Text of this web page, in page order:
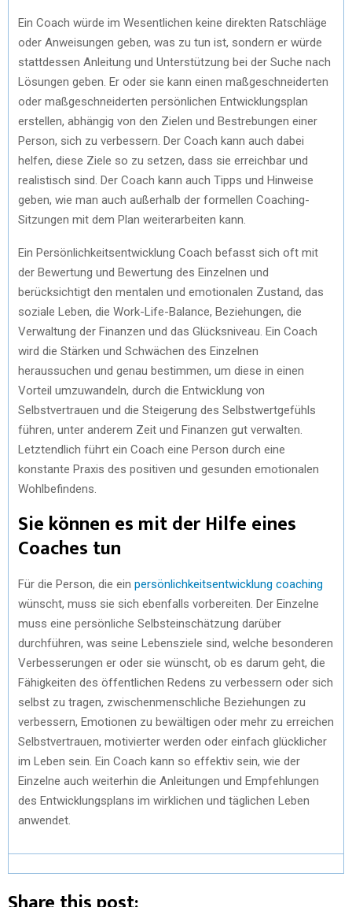
Ein Coach würde im Wesentlichen keine direkten Ratschläge
oder Anweisungen geben, was zu tun ist, sondern er würde
stattdessen Anleitung und Unterstützung bei der Suche nach
Lösungen geben. Er oder sie kann einen maßgeschneiderten
oder maßgeschneiderten persönlichen Entwicklungsplan
erstellen, abhängig von den Zielen und Bestrebungen einer
Person, sich zu verbessern. Der Coach kann auch dabei
helfen, diese Ziele so zu setzen, dass sie erreichbar und
realistisch sind. Der Coach kann auch Tipps und Hinweise
geben, wie man auch außerhalb der formellen Coaching-
Sitzungen mit dem Plan weiterarbeiten kann.
Ein Persönlichkeitsentwicklung Coach befasst sich oft mit
der Bewertung und Bewertung des Einzelnen und
berücksichtigt den mentalen und emotionalen Zustand, das
soziale Leben, die Work-Life-Balance, Beziehungen, die
Verwaltung der Finanzen und das Glücksniveau. Ein Coach
wird die Stärken und Schwächen des Einzelnen
heraussuchen und genau bestimmen, um diese in einen
Vorteil umzuwandeln, durch die Entwicklung von
Selbstvertrauen und die Steigerung des Selbstwertgefühls
führen, unter anderem Zeit und Finanzen gut verwalten.
Letztendlich führt ein Coach eine Person durch eine
konstante Praxis des positiven und gesunden emotionalen
Wohlbefindens.
Sie können es mit der Hilfe eines
Coaches tun
Für die Person, die ein persönlichkeitsentwicklung coaching
wünscht, muss sie sich ebenfalls vorbereiten. Der Einzelne
muss eine persönliche Selbsteinschätzung darüber
durchführen, was seine Lebensziele sind, welche besonderen
Verbesserungen er oder sie wünscht, ob es darum geht, die
Fähigkeiten des öffentlichen Redens zu verbessern oder sich
selbst zu tragen, zwischenmenschliche Beziehungen zu
verbessern, Emotionen zu bewältigen oder mehr zu erreichen
Selbstvertrauen, motivierter werden oder einfach glücklicher
im Leben sein. Ein Coach kann so effektiv sein, wie der
Einzelne auch weiterhin die Anleitungen und Empfehlungen
des Entwicklungsplans im wirklichen und täglichen Leben
anwendet.